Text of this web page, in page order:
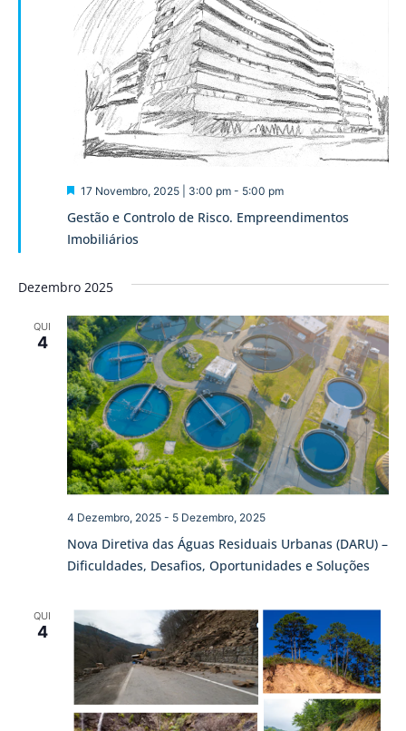
Gestão e Controlo de Risco. Empreendimentos
Imobiliários
Destaque
17 Novembro, 2025 | 3:00 pm- 5:00 pm
Dezembro 2025
QUI
4
Nova Diretiva das Águas Residuais Urbanas (DARU) –
Dificuldades, Desafios, Oportunidades e Soluções
4 Dezembro, 2025- 5 Dezembro, 2025
QUI
4